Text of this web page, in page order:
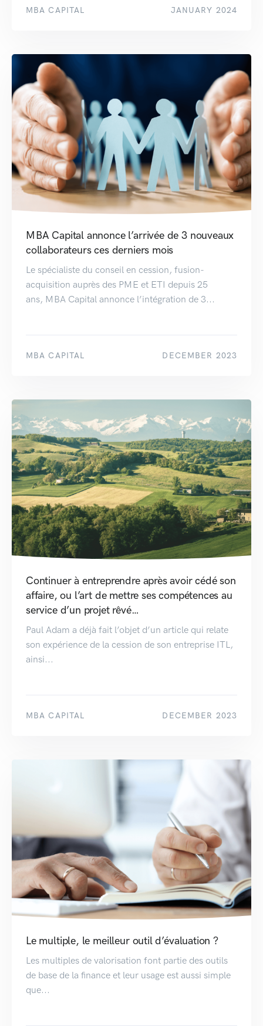
MBA CAPITAL JANUARY 2024
MBA Capital annonce l’arrivée de 3 nouveaux
collaborateurs ces derniers mois
Le spécialiste du conseil en cession, fusion-
acquisition auprès des PME et ETI depuis 25
ans, MBA Capital annonce l’intégration de 3...
MBA CAPITAL DECEMBER 2023
Continuer à entreprendre après avoir cédé son
affaire, ou l’art de mettre ses compétences au
service d’un projet rêvé…
Paul Adam a déjà fait l’objet d’un article qui relate
son expérience de la cession de son entreprise ITL,
ainsi...
MBA CAPITAL DECEMBER 2023
Le multiple, le meilleur outil d’évaluation ?
Les multiples de valorisation font partie des outils
de base de la finance et leur usage est aussi simple
que...